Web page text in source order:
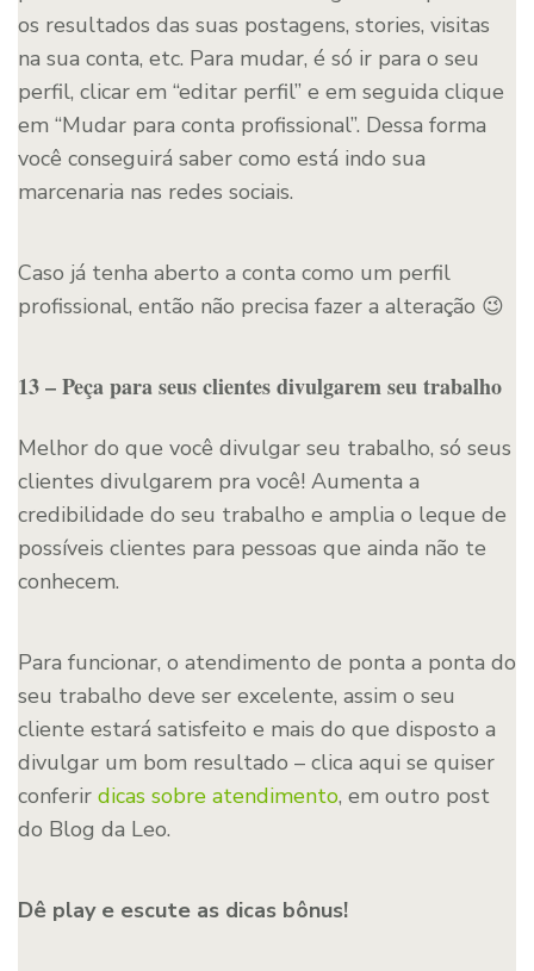
os resultados das suas postagens, stories, visitas
na sua conta, etc. Para mudar, é só ir para o seu
perfil, clicar em “editar perfil” e em seguida clique
em “Mudar para conta profissional”. Dessa forma
você conseguirá saber como está indo sua
marcenaria nas redes sociais.
Caso já tenha aberto a conta como um perfil
profissional, então não precisa fazer a alteração 😉
13 – Peça para seus clientes divulgarem seu trabalho
Melhor do que você divulgar seu trabalho, só seus
clientes divulgarem pra você! Aumenta a
credibilidade do seu trabalho e amplia o leque de
possíveis clientes para pessoas que ainda não te
conhecem.
Para funcionar, o atendimento de ponta a ponta do
seu trabalho deve ser excelente, assim o seu
cliente estará satisfeito e mais do que disposto a
divulgar um bom resultado – clica aqui se quiser
conferir dicas sobre atendimento, em outro post
do Blog da Leo.
Dê play e escute as dicas bônus!